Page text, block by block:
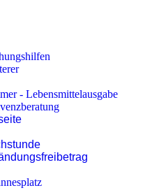
- Lebensmittelausgabe